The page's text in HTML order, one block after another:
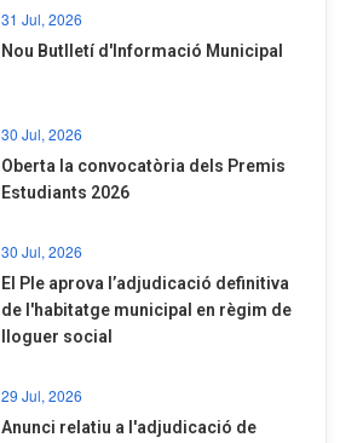
31 Jul, 2026
Nou Butlletí d'Informació Municipal
30 Jul, 2026
Oberta la convocatòria dels Premis
Estudiants 2026
30 Jul, 2026
El Ple aprova l’adjudicació definitiva
de l'habitatge municipal en règim de
lloguer social
29 Jul, 2026
Anunci relatiu a l'adjudicació de